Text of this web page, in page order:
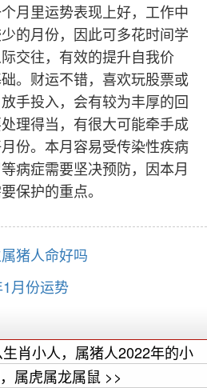
月里运势表现上好，工作中
的月份，因此可多花时间学
交往，有效的提升自我价
。财运不错，喜欢玩股票或
手投入，会有较为丰厚的回
理得当，有很大可能牵手成
份。本月容易受传染性疾病
病症需要坚决预防，因本月
保护的重点。
猪人命好吗
月份运势
肖小人，属猪人2022年的小
属虎属龙属鼠 >>